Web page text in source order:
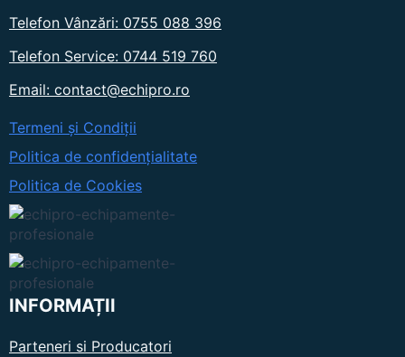
Telefon Vânzări: 0755 088 396
Telefon Service: 0744 519 760
Email: contact@echipro.ro
Termeni și Condiții
Politica de confidențialitate
Politica de Cookies
INFORMAȚII
Parteneri si Producatori